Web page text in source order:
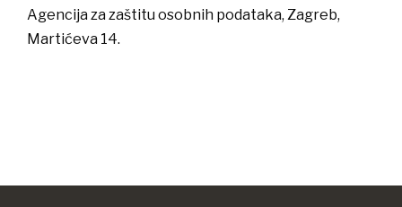
Agencija za zaštitu osobnih podataka, Zagreb,
Martićeva 14.